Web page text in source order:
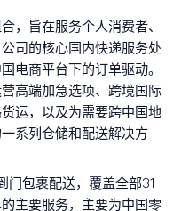
，旨在服务个人消费者、
司的核心国内快递服务处
电商平台下的订单驱动。
高端加急选项、跨境国际
运，以及为需要跨中国地
系列仓储和配送解决方
门包裹配送，覆盖全部31
主要服务，主要为中国零